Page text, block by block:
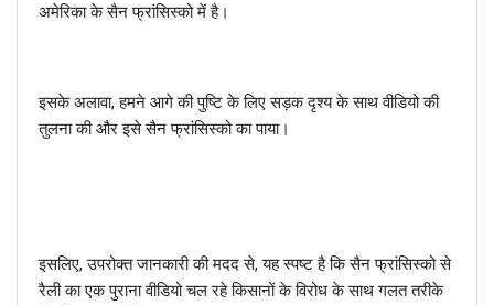
अमेरिका के सैन फ्रांसिस्को में है।
इसके अलावा, हमने आगे की पुष्टि के लिए सड़क दृश्य के साथ वीडियो की
तुलना की और इसे सैन फ्रांसिस्को का पाया।
इसलिए, उपरोक्त जानकारी की मदद से, यह स्पष्ट है कि सैन फ्रांसिस्को से
रैली का एक पुराना वीडियो चल रहे किसानों के विरोध के साथ गलत तरीके